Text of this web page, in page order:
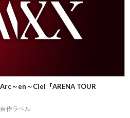
～en～Ciel『ARENA TOUR
自作ラベル